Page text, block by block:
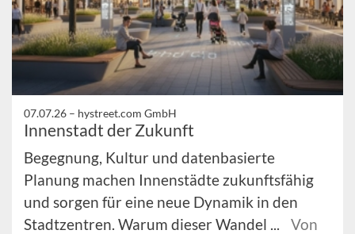
07.07.26 – hystreet.com GmbH
Innenstadt der Zukunft
Begegnung, Kultur und datenbasierte
Planung machen Innenstädte zukunftsfähig
und sorgen für eine neue Dynamik in den
Stadtzentren. Warum dieser Wandel ...
Von